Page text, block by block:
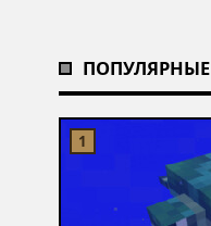
ПОПУЛЯРНЫЕ